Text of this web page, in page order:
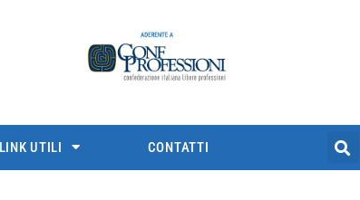
LINK UTILI CONTATTI